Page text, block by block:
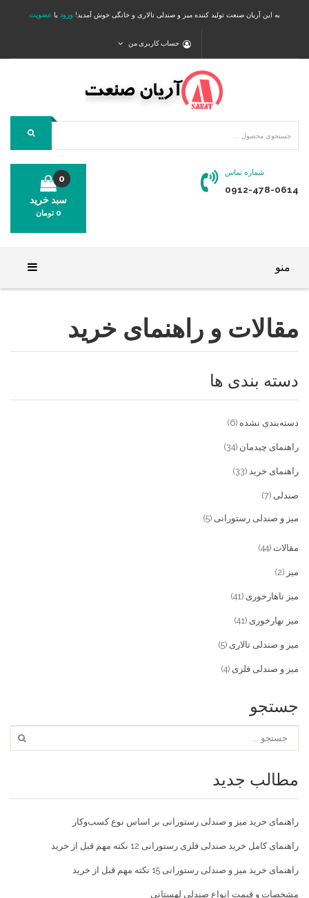
به این آریان صنعت تولید کننده میز و صندلی تالاری و خانگی خوش آمدید! ورود یا عضویت
حساب کاربری من
شماره تماس
0912-478-0614
سبد خرید
0
0 تومان
منو
فروشگاه
میز و صندلی خانگی
تماس با ما
خدمات
تماس با ما
سوالات متداول
پیش پرداخت
مقالات و راهنمای خرید
دسته بندی ها
دسته‌بندی نشده (6)
راهنمای چیدمان (34)
راهنمای خرید (33)
صندلی (7)
میز و صندلی رستورانی (5)
مقالات (44)
میز (2)
میز ناهارخوری (41)
میز نهارخوری (41)
میز و صندلی تالاری (5)
میز و صندلی فلزی (4)
جستجو
مطالب جدید
راهنمای خرید میز و صندلی رستورانی بر اساس نوع کسب‌و‌کار
راهنمای کامل خرید صندلی فلزی رستورانی 12 نکته مهم قبل از خرید
راهنمای خرید میز و صندلی رستورانی 15 نکته مهم قبل از خرید
مشخصات و قیمت انواع صندلی لهستانی